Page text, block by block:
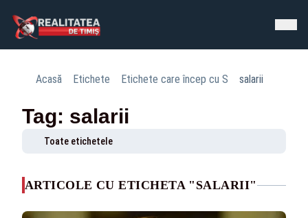
Acasă Etichete Etichete care încep cu S salarii
Tag: salarii
Toate etichetele
ARTICOLE CU ETICHETA "SALARII"